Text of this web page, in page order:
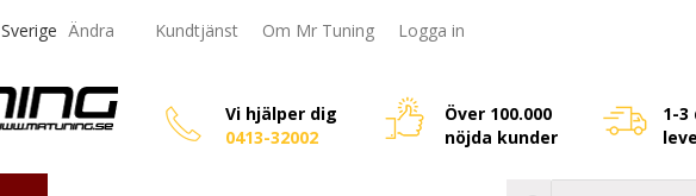
Sverige Ändra Kundtjänst Om Mr Tuning Logga in
Vi hjälper dig
0413-32002
Över 100.000
nöjda kunder
1-3